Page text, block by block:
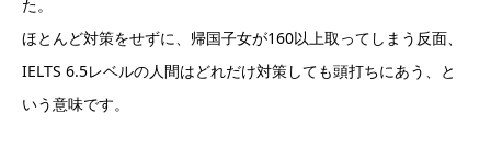
た。
ほとんど対策をせずに、帰国子女が160以上取ってしまう反面、
IELTS 6.5レベルの人間はどれだけ対策しても頭打ちにあう、と
いう意味です。